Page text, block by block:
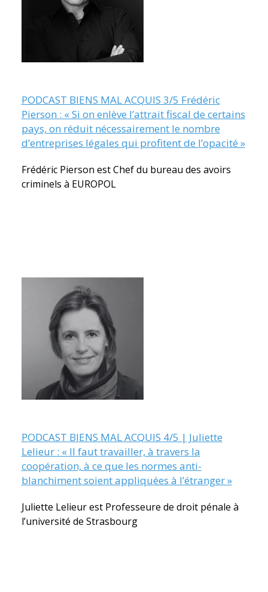
PODCAST BIENS MAL ACQUIS 3/5 Frédéric
Pierson : « Si on enlève l’attrait fiscal de certains
pays, on réduit nécessairement le nombre
d’entreprises légales qui profitent de l’opacité »
Frédéric Pierson est Chef du bureau des avoirs
criminels à EUROPOL
PODCAST BIENS MAL ACQUIS 4/5 | Juliette
Lelieur : « Il faut travailler, à travers la
coopération, à ce que les normes anti-
blanchiment soient appliquées à l’étranger »
Juliette Lelieur est Professeure de droit pénale à
l’université de Strasbourg